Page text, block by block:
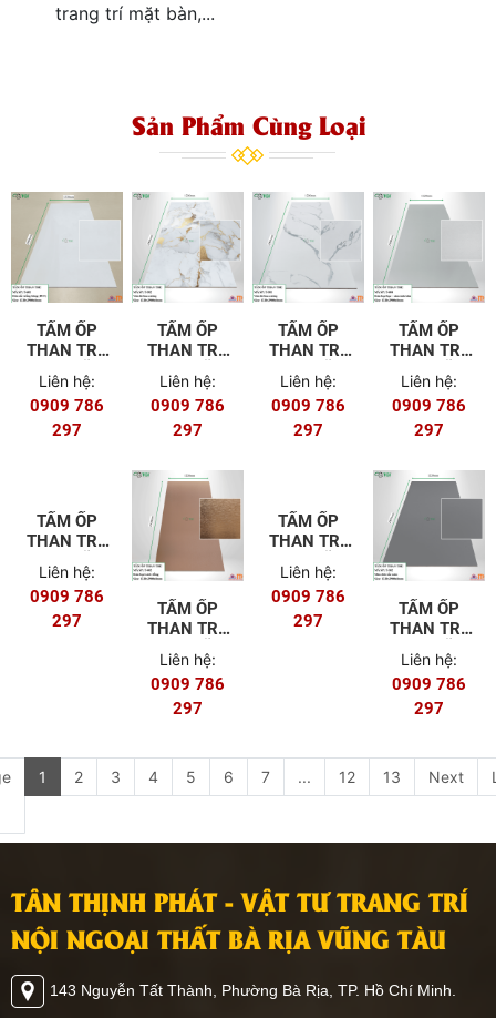
trang trí mặt bàn,...
Sản Phẩm Cùng Loại
TẤM ỐP
THAN TRE
8MM MÃ T-
601 (FILM
PET)
Liên hệ:
0909 786
297
TẤM ỐP
THAN TRE
8MM MÃ T-
502
Liên hệ:
0909 786
297
TẤM ỐP
THAN TRE
8MM MÃ T-
501
Liên hệ:
0909 786
297
TẤM ỐP
THAN TRE
8MM MÃ T-
404
Liên hệ:
0909 786
297
TẤM ỐP
THAN TRE
8MM MÃ T-
403
Liên hệ:
0909 786
297
TẤM ỐP
THAN TRE
8MM MÃ T-
402
Liên hệ:
0909 786
297
TẤM ỐP
THAN TRE
8MM MÃ T-
401
Liên hệ:
0909 786
297
TẤM ỐP
THAN TRE
8MM MÃ T-
302
Liên hệ:
0909 786
297
1 2 3 4 5 6 7 ... 12 13 Next
TÂN THỊNH PHÁT - VẬT TƯ TRANG TRÍ
NỘI NGOẠI THẤT BÀ RỊA VŨNG TÀU
143 Nguyễn Tất Thành, Phường Bà Rịa, TP. Hồ Chí Minh.